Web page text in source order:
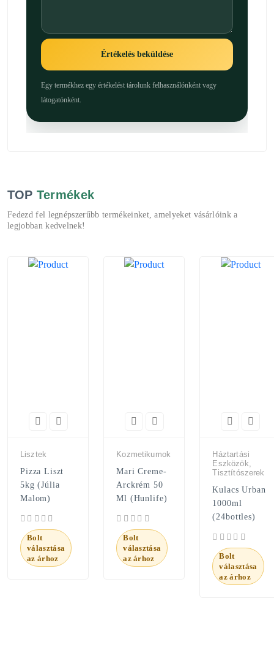
Értékelés beküldése
Egy termékhez egy értékelést tárolunk felhasználónként vagy
látogatónként.
TOP Termékek
Fedezd fel legnépszerűbb termékeinket, amelyeket vásárlóink a
legjobban kedvelnek!
Lisztek
Pizza Liszt
5kg (Júlia
Malom)
Bolt
választása
az árhoz
Kozmetikumok
Mari Creme-
Arckrém 50
Ml (Hunlife)
Bolt
választása
az árhoz
Háztartási
Eszközök,
Tisztítószerek
Kulacs Urban
1000ml
(24bottles)
Bolt
választása
az árhoz